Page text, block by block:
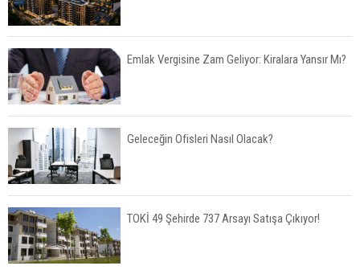
Emlak Vergisine Zam Geliyor: Kiralara Yansır Mı?
Geleceğin Ofisleri Nasıl Olacak?
TOKİ 49 Şehirde 737 Arsayı Satışa Çıkıyor!